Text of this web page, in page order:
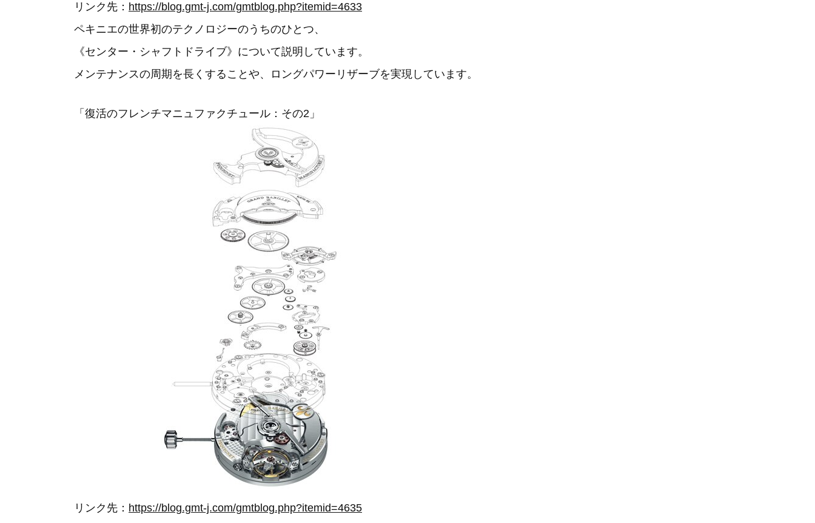
リンク先： https://blog.gmt-j.com/gmtblog.php?itemid=4633
ペキニエの世界初のテクノロジーのうちのひとつ、
《センター・シャフトドライブ》について説明しています。
メンテナンスの周期を長くすることや、ロングパワーリザーブを実現しています。
「復活のフレンチマニュファクチュール：その2」
リンク先： https://blog.gmt-j.com/gmtblog.php?itemid=4635